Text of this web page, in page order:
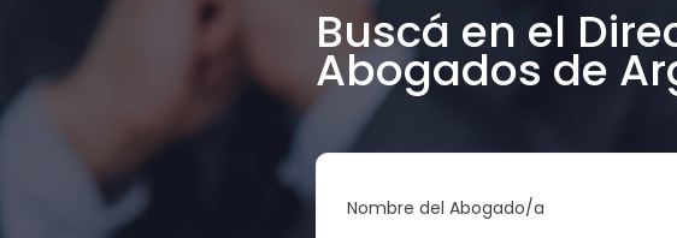
Buscá en el
Abogados de
Nombre del Abogado/a